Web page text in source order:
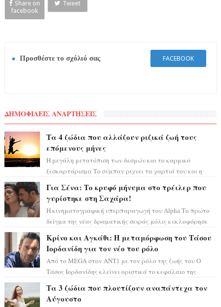
Share on
facebook
Tweet
Προσθέστε το σχόλιό σας FACEBOOK
ΔΗΜΟΦΙΛΕΙΣ ΑΝΑΡΤΗΣΕΙΣ
Τα 4 ζώδια που αλλάζουν ριζικά ζωή τους
επόμενους μήνες
Η μεγάλη μετατόπιση των δεσμών και το καρμικό
ξεσκαρτάρισμα Το σύμπαν ρίχνει τα χαρτιά του και η
Για Σένα: Το κρυφό μήνυμα στο τρέιλερ που
γυρίστηκε στη Σαχάρα!
Η κινηματογραφική υπερπαραγωγή του Alpha Το πρώτο
δείγμα της νέας δραματικής σειράς μόλις κυκλοφόρησε
Κρίνο και Αγκάθι: Η μεταμόρφωση του Τάσου
Ιορδανίδη για τον νέο του ρόλο
Από το MEGA στον ΑΝΤ1 με τον ρόλο της ζωής του Ο
Τάσος Ιορδανίδης κλείνει οριστικά το κεφάλαιο της
Τα 3 ζώδια που πλουτίζουν αναπάντεχα τον
Αύγουστο